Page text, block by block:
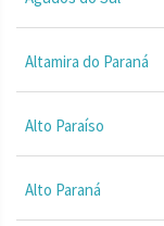
Altamira do Paraná
Alto Paraíso
Alto Paraná